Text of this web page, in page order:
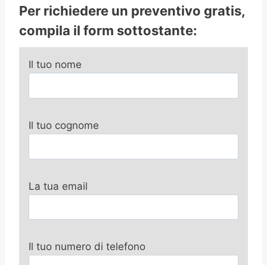
Per richiedere un preventivo gratis,
compila il form sottostante:
Il tuo nome
Il tuo cognome
La tua email
Il tuo numero di telefono